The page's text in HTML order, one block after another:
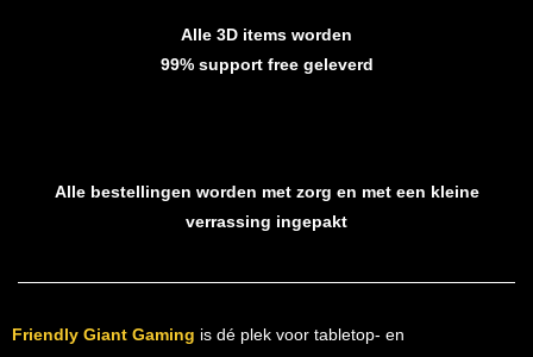
Alle 3D items worden
99% support free geleverd
Alle bestellingen worden met zorg en met een kleine
verrassing ingepakt
Friendly Giant Gaming is dé plek voor tabletop- en